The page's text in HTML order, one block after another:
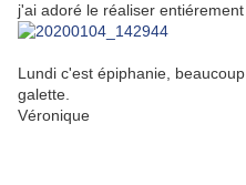
j'ai adoré le réaliser entiérement
Lundi c'est épiphanie,
galette.
Véronique